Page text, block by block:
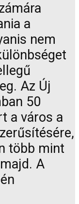
a
nem
Az Új
50
a város a
több mint
A